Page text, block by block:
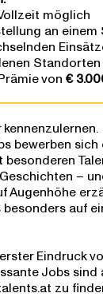
möglich
an
Standorten
von €
bewerben
besonderen
–
Augenhöhe
besonders auf
Eindruck
Jobs sind
zu